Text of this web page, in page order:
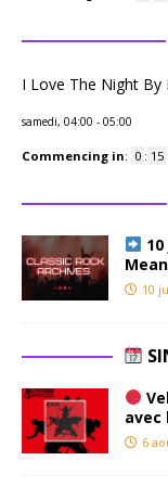
I Love The Night By
samedi, 04:00 - 05:00
Commencing in: 0 : 15
10
avec
6